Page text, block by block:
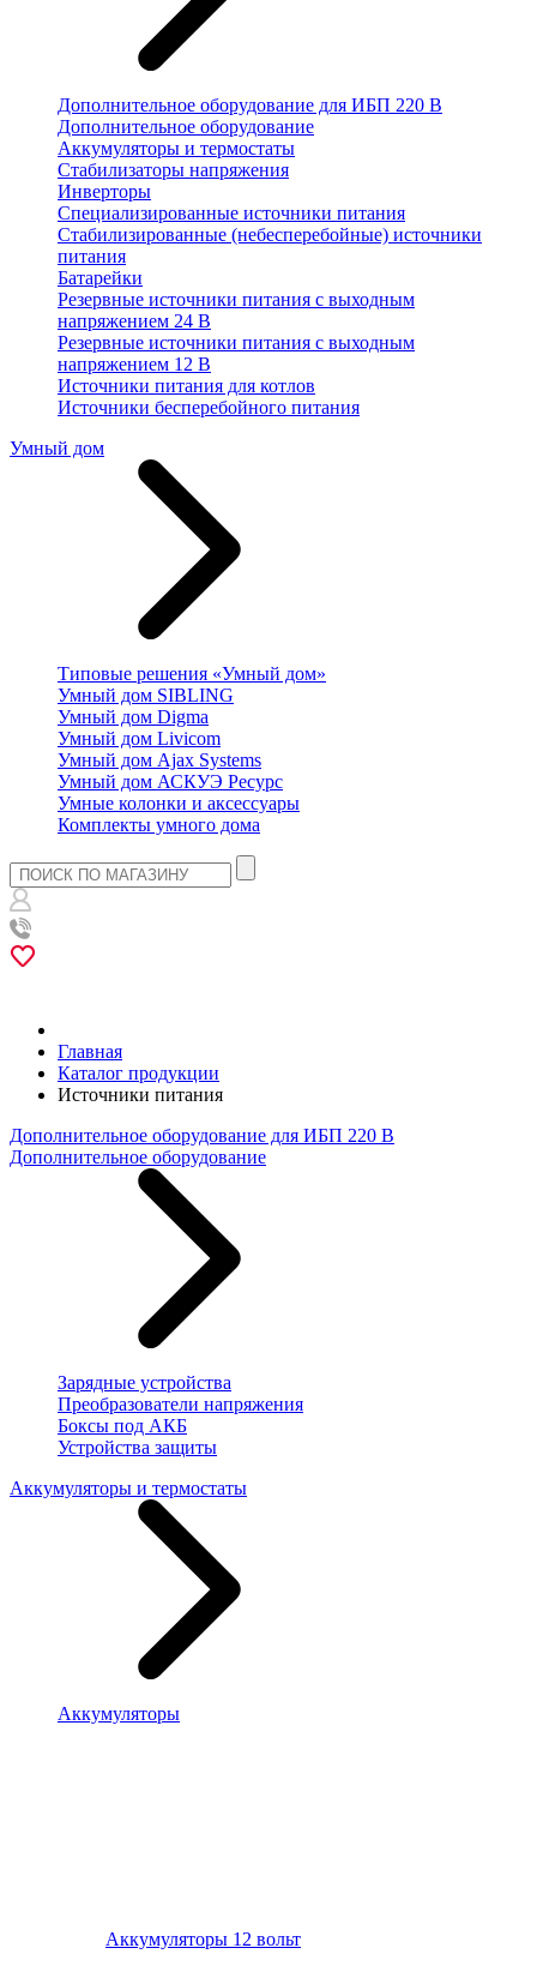
Дополнительное оборудование для ИБП 220 В
Дополнительное оборудование
Аккумуляторы и термостаты
Стабилизаторы напряжения
Инверторы
Специализированные источники питания
Стабилизированные (небесперебойные) источники
питания
Батарейки
Резервные источники питания с выходным
напряжением 24 В
Резервные источники питания с выходным
напряжением 12 В
Источники питания для котлов
Источники бесперебойного питания
Умный дом
Типовые решения «Умный дом»
Умный дом SIBLING
Умный дом Digma
Умный дом Livicom
Умный дом Ajax Systems
Умный дом АСКУЭ Ресурс
Умные колонки и аксессуары
Комплекты умного дома
Главная
Каталог продукции
Источники питания
Дополнительное оборудование для ИБП 220 В
Дополнительное оборудование
Зарядные устройства
Преобразователи напряжения
Боксы под АКБ
Устройства защиты
Аккумуляторы и термостаты
Аккумуляторы
Аккумуляторы 12 вольт